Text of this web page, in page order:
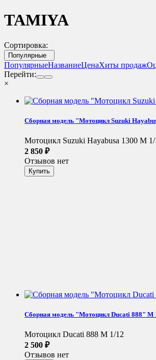
TAMIYA
Сортировка:
Популярные
ПопулярныеНазваниеЦенаХиты продаж
Перейти:
×
Сборная модель "Мотоцикл Suzuki
Мотоцикл Suzuki Hayabusa 1300 М 1/
2 850 ₽
Отзывов нет
Сборная модель "Мотоцикл Ducati 888" М
Мотоцикл Ducati 888 М 1/12
2 500 ₽
Отзывов нет